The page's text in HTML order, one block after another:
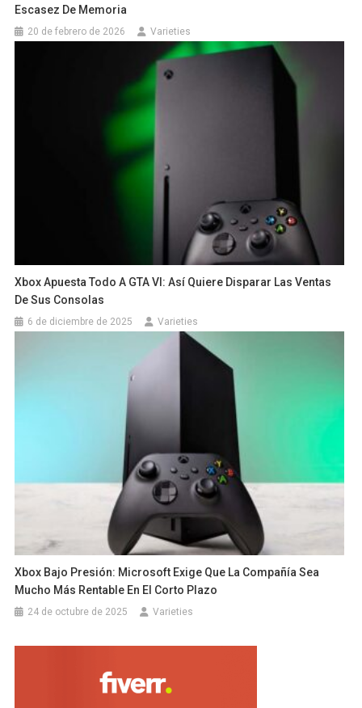
Escasez De Memoria
20 de febrero de 2026 Varieties
Xbox Apuesta Todo A GTA VI: Así Quiere Disparar Las Ventas
De Sus Consolas
6 de diciembre de 2025 Varieties
Xbox Bajo Presión: Microsoft Exige Que La Compañía Sea
Mucho Más Rentable En El Corto Plazo
24 de octubre de 2025 Varieties